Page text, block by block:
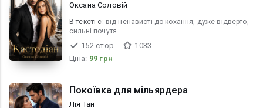
Оксана Соловій
В текcті є: від ненависті до кохання, дуже відверто,
сильні почутя
152 стор.
1033
Ціна: 99 грн
Покоївка для мільярдера
Лія Тан